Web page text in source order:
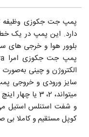
پمپ جت جکوزی وظیفه
دارد. این پمپ در یک خط
بلوور هوا و خرجی
الکتروژن و چینی
سایز ورودی و خروجی
و شفت استنلس استیل
کوپل مستقیم و کاملا بی